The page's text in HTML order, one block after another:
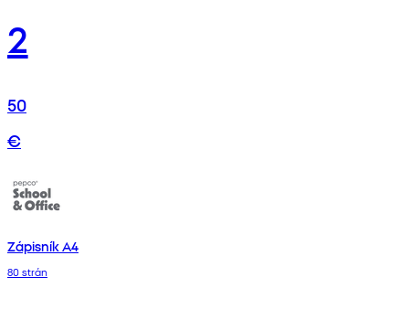
2
50
€
Zápisník A4
80 strán